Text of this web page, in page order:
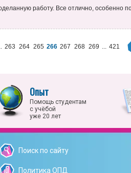
работу. Все отлично, особенно
263 264 265 266 267 268 269 ... 421
Опыт
Помощь студентам
с учёбой
уже 20 лет
Поиск по сайту
Политика ОПД